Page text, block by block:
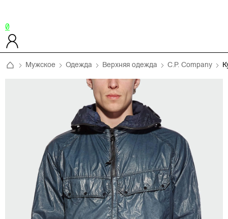
0
Мужское Одежда Верхняя одежда C.P. Company